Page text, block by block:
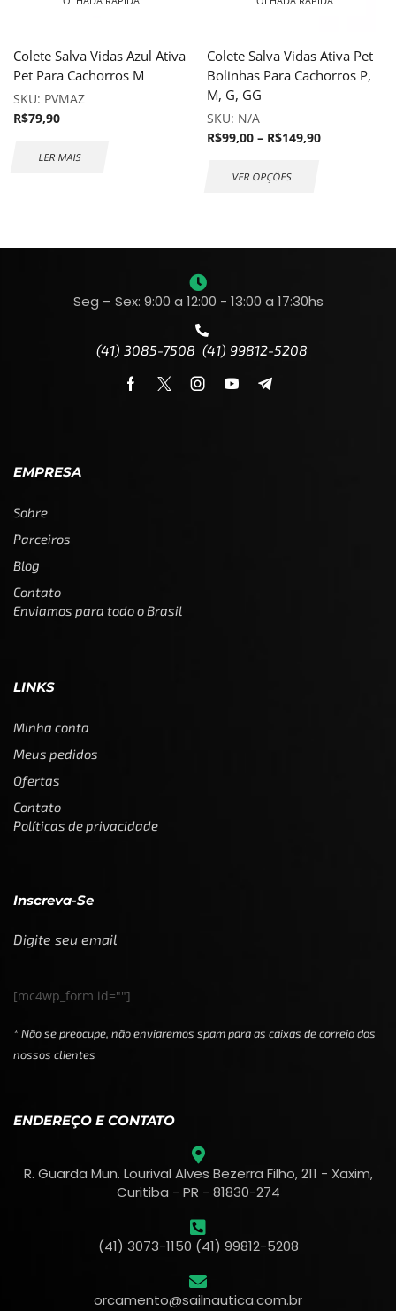
Colete Salva Vidas Azul Ativa
Pet Para Cachorros M
SKU: PVMAZ
R$79,90
LER MAIS
Colete Salva Vidas Ativa Pet
Bolinhas Para Cachorros P,
M, G, GG
SKU: N/A
R$99,00 – R$149,90
VER OPÇÕES
Seg – Sex: 9:00 a 12:00 - 13:00 a 17:30hs
(41) 3085-7508 (41) 99812-5208
EMPRESA
Sobre
Parceiros
Blog
Contato
Enviamos para todo o Brasil
LINKS
Minha conta
Meus pedidos
Ofertas
Contato
Políticas de privacidade
Inscreva-Se
Digite seu email
[mc4wp_form id=""]
* Não se preocupe, não enviaremos spam para as caixas de correio dos
nossos clientes
ENDEREÇO E CONTATO
R. Guarda Mun. Lourival Alves Bezerra Filho, 211 - Xaxim,
Curitiba - PR - 81830-274
(41) 3073-1150 (41) 99812-5208
orcamento@sailnautica.com.br